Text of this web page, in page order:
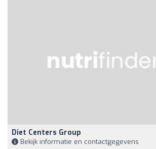
Diet Centers Group
Bekijk informatie en contactgegevens